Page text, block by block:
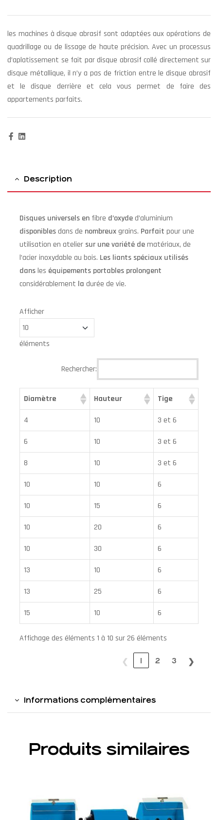
les machines à disque abrasif sont adaptées aux opérations de
quadrillage ou de lissage de haute précision. Avec un processus
d’aplatissement se fait par disque abrasif collé directement sur
disque métallique, il n’y a pas de friction entre le disque abrasif
et le disque derrière et cela vous permet de faire des
appartements parfaits.
Facebook
Description
Disques universels en fibre d’oxyded’aluminium
disponiblesdans de nombreuxgrains. Parfait pourune
utilisation en atelier sur unevariété dematériaux, de
l’acierinoxydable au bois. Les liants spéciaux utilisés
dansles équipements portables prolongent
considérablement la durée de vie.
Afficher
éléments
Rechercher:
Diamètre Hauteur Tige
4 10 3 et 6
6 10 3 et 6
8 10 3 et 6
10 10 6
10 15 6
10 20 6
10 30 6
13 10 6
13 25 6
15 10 6
Affichage des éléments 1 à 10 sur 26 éléments
❮ 1 2 3 ❯
Informations complémentaires
Produits similaires